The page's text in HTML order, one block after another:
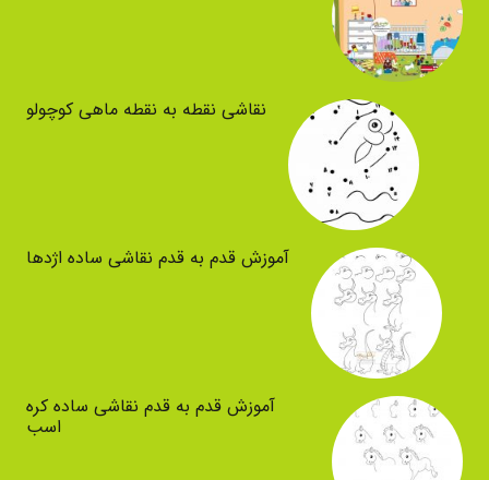
نقاشی نقطه به نقطه ماهی کوچولو
آموزش قدم به قدم نقاشی ساده اژدها
آموزش قدم به قدم نقاشی ساده کره
اسب